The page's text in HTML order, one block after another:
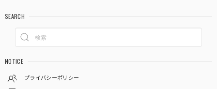
SEARCH
NOTICE
プライバシーポリシー